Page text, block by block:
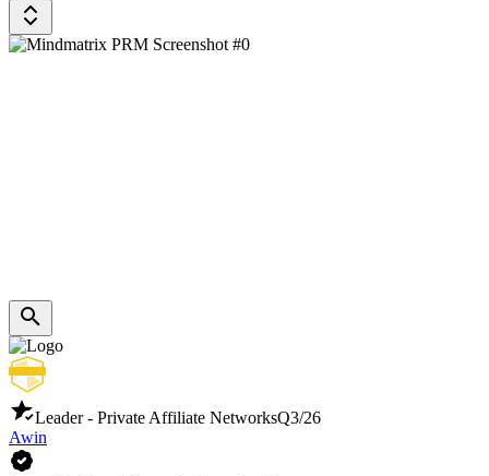
Leader - Private Affiliate NetworksQ3/26
Awin